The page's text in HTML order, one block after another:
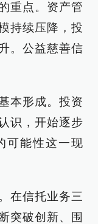
重点。资产管
持续压降，投
。公益慈善信
本形成。投资
识，开始逐步
可能性这一现
在信托业务三
突破创新、围